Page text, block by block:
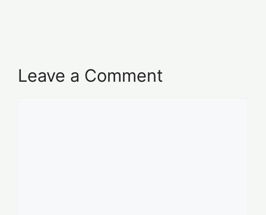
Leave a Comment